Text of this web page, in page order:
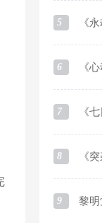
5
6
7
8
9